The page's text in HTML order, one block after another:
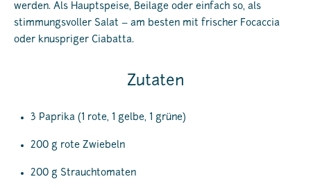
werden. Als Hauptspeise, Beilage oder einfach so, als
stimmungsvoller Salat – am besten mit frischer Focaccia
oder knuspriger Ciabatta.
Zutaten
3 Paprika (1 rote, 1 gelbe, 1 grüne)
200 g rote Zwiebeln
200 g Strauchtomaten